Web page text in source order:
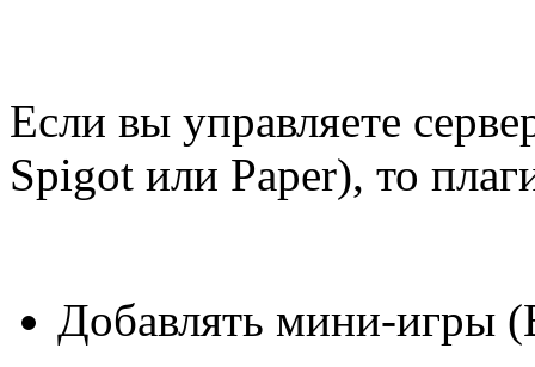
Если вы управляете
Spigot или Paper), то
Добавлять мини-игры